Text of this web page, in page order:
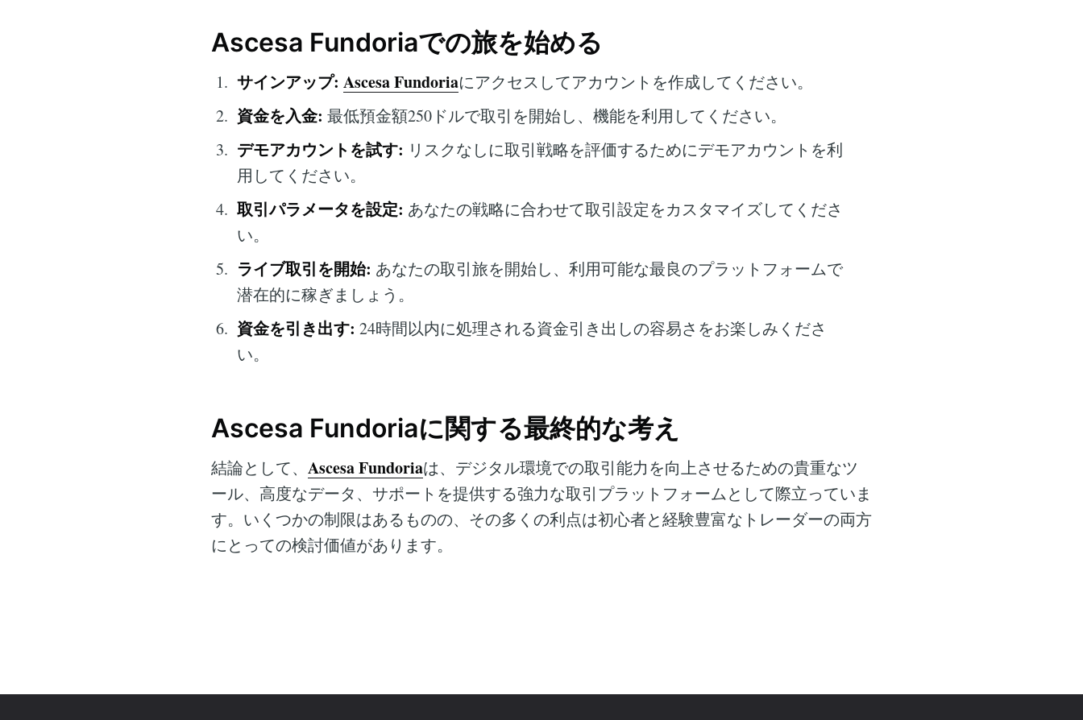
Ascesa Fundoriaでの旅を始める
サインアップ: Ascesa Fundoriaにアクセスしてアカウントを作成してください。
資金を入金: 最低預金額250ドルで取引を開始し、機能を利用してください。
デモアカウントを試す: リスクなしに取引戦略を評価するためにデモアカウントを利
用してください。
取引パラメータを設定: あなたの戦略に合わせて取引設定をカスタマイズしてくださ
い。
ライブ取引を開始: あなたの取引旅を開始し、利用可能な最良のプラットフォームで
潜在的に稼ぎましょう。
資金を引き出す: 24時間以内に処理される資金引き出しの容易さをお楽しみくださ
い。
Ascesa Fundoriaに関する最終的な考え
結論として、 Ascesa Fundoriaは、デジタル環境での取引能力を向上させるための貴重なツ
ール、高度なデータ、サポートを提供する強力な取引プラットフォームとして際立っていま
す。いくつかの制限はあるものの、その多くの利点は初心者と経験豊富なトレーダーの両方
にとっての検討価値があります。